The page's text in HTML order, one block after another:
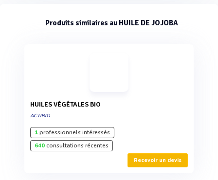
Produits similaires au HUILE DE JOJOBA
HUILES VÉGÉTALES BIO
ACTIBIO
1professionnels intéressés
640consultations récentes
Recevoir un devis